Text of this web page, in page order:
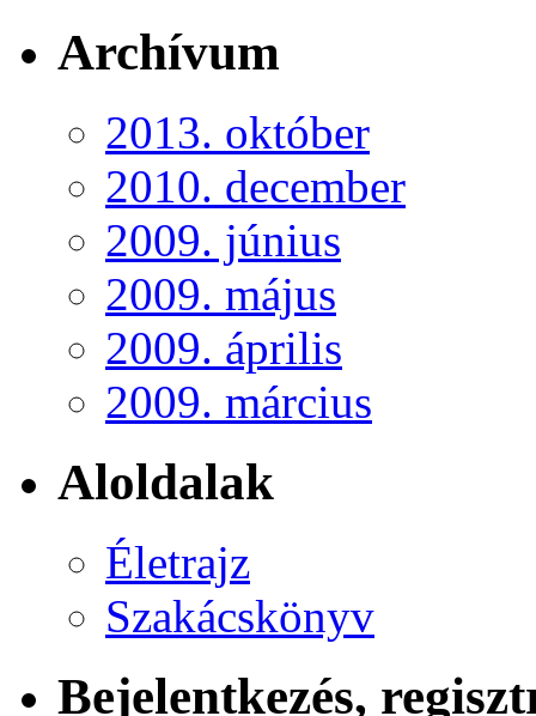
Archívum
2013. október
2010. december
2009. június
2009. május
2009. április
2009. március
Aloldalak
Életrajz
Szakácskönyv
Bejelentkezés,